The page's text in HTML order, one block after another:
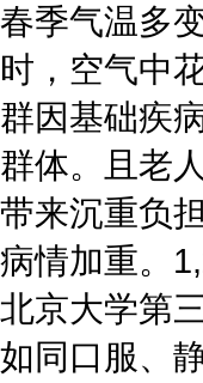
春季气温多
时，空气中
群因基础疾
群体。且老
带来沉重负
病情加重。
北京大学第
如同口服、